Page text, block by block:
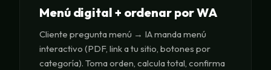
Menú digital + ordenar por WA
Cliente pregunta menú → IA manda menú
interactivo (PDF, link a tu sitio, botones por
categoría). Toma orden, calcula total, confirma